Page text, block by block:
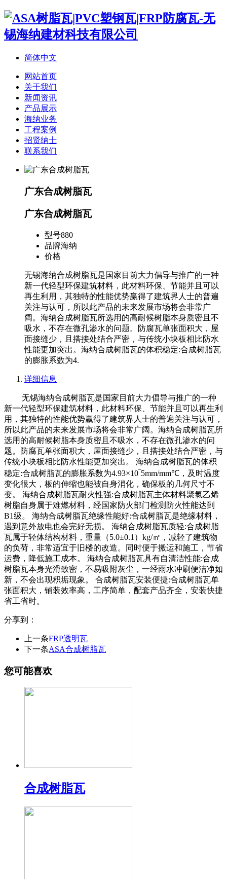
简体中文
网站首页
关于我们
新闻资讯
产品展示
海纳业务
工程案例
招贤纳士
联系我们
广东合成树脂瓦
广东合成树脂瓦
型号880
品牌海纳
价格
无锡海纳合成树脂瓦是国家目前大力倡导与推广的一种
新一代轻型环保建筑材料，此材料环保、节能并且可以
再生利用，其独特的性能优势赢得了建筑界人士的普遍
关注与认可，所以此产品的未来发展市场将会非常广
阔。海纳合成树脂瓦所选用的高耐候树脂本身质密且不
吸水，不存在微孔渗水的问题。防腐瓦单张面积大，屋
面接缝少，且搭接处结合严密，与传统小块板相比防水
性能更加突出。海纳合成树脂瓦的体积稳定:合成树脂瓦
的膨胀系数为4.
详细信息
无锡海纳合成树脂瓦是国家目前大力倡导与推广的一种
新一代轻型环保建筑材料，此材料环保、节能并且可以再生利
用，其独特的性能优势赢得了建筑界人士的普遍关注与认可，
所以此产品的未来发展市场将会非常广阔。海纳合成树脂瓦所
选用的高耐候树脂本身质密且不吸水，不存在微孔渗水的问
题。防腐瓦单张面积大，屋面接缝少，且搭接处结合严密，与
传统小块板相比防水性能更加突出。 海纳合成树脂瓦的体积
稳定:合成树脂瓦的膨胀系数为4.93×10‾5mm/mm℃，及时温度
变化很大，板的伸缩也能被自身消化，确保板的几何尺寸不
变。 海纳合成树脂瓦耐火性强:合成树脂瓦主体材料聚氯乙烯
树脂自身属于难燃材料，经国家防火部门检测防火性能达到
B1级。 海纳合成树脂瓦绝缘性能好:合成树脂瓦是绝缘材料，
遇到意外放电也会完好无损。 海纳合成树脂瓦质轻:合成树脂
瓦属于轻体结构材料，重量（5.0±0.1）kg/㎡，减轻了建筑物
的负荷，非常适宜于旧楼的改造。同时便于搬运和施工，节省
运费，降低施工成本。 海纳合成树脂瓦具有自清洁性能:合成
树脂瓦本身光滑致密，不易吸附灰尘，一经雨水冲刷便洁净如
新，不会出现积垢现象。 合成树脂瓦安装便捷:合成树脂瓦单
张面积大，铺装效率高，工序简单，配套产品齐全，安装快捷
省工省时。
分享到：
上一条FRP透明瓦
下一条ASA合成树脂瓦
您可能喜欢
合成树脂瓦